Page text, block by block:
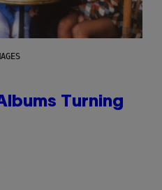
Turning